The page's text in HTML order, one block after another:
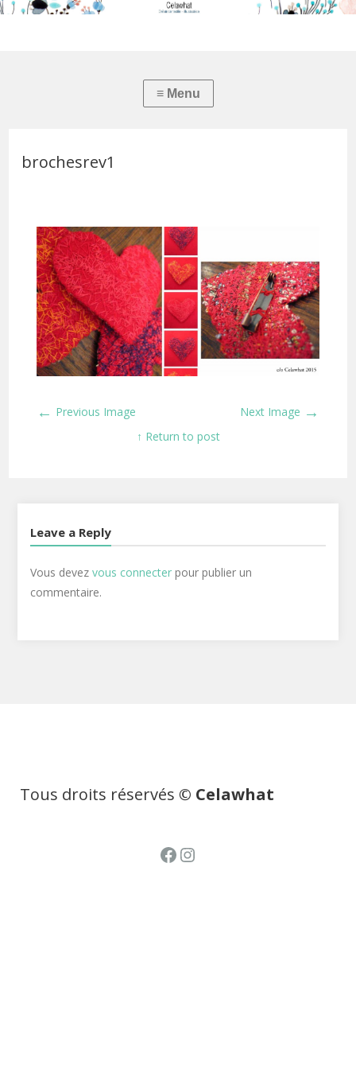
brochesrev1
← Previous Image Next Image →
↑ Return to post
Leave a Reply
Vous devez vous connecterpour publier un
commentaire.
Tous droits réservés © Celawhat
Facebook
Instagram